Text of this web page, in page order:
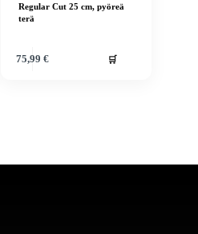
Regular Cut 25 cm, pyöreä
terä
75,99 € 🛒